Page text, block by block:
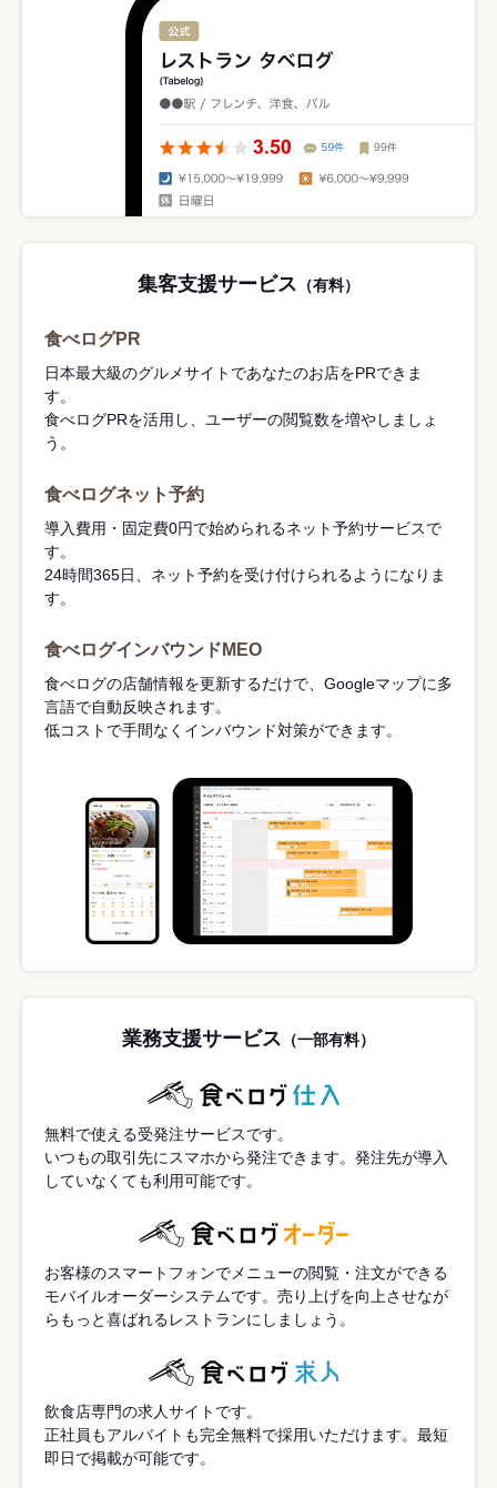
集客支援サービス （有料）
食べログPR
日本最大級のグルメサイトであなたのお店をPRできま
す。
食べログPRを活用し、ユーザーの閲覧数を増やしましょ
う。
食べログネット予約
導入費用・固定費0円で始められるネット予約サービスで
す。
24時間365日、ネット予約を受け付けられるようになりま
す。
食べログインバウンドMEO
食べログの店舗情報を更新するだけで、Googleマップに多
言語で自動反映されます。
低コストで手間なくインバウンド対策ができます。
業務支援サービス （一部有料）
無料で使える受発注サービスです。
いつもの取引先にスマホから発注できます。発注先が導入
していなくても利用可能です。
お客様のスマートフォンでメニューの閲覧・注文ができる
モバイルオーダーシステムです。売り上げを向上させなが
らもっと喜ばれるレストランにしましょう。
飲食店専門の求人サイトです。
正社員もアルバイトも完全無料で採用いただけます。最短
即日で掲載が可能です。